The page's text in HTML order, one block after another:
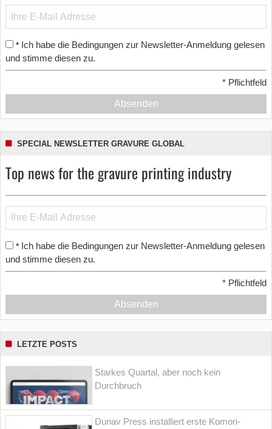
* Ich habe die Bedingungen zur Newsletter-Anmeldung gelesen
und stimme diesen zu.
* Pflichtfeld
Absenden
SPECIAL NEWSLETTER GRAVURE GLOBAL
Top news for the gravure printing industry
* Ich habe die Bedingungen zur Newsletter-Anmeldung gelesen
und stimme diesen zu.
* Pflichtfeld
Absenden
LETZTE POSTS
Starkes Quartal, aber noch kein
Durchbruch
Dunav Press installiert erste Komori-